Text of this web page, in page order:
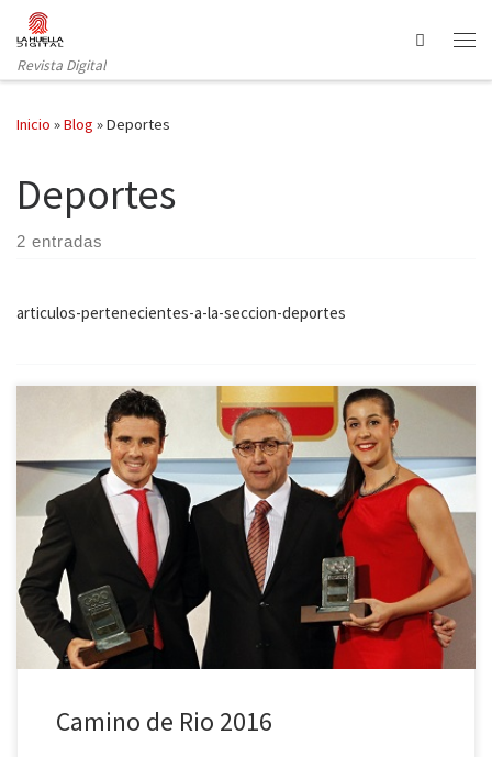
Saltar al contenido
Revista Digital
Search
Inicio »Blog »Deportes
Deportes
2 entradas
articulos-pertenecientes-a-la-seccion-deportes
El pasado martes 15 de diciembre tuvo lugar en la sede del
Comité Olímpico Español, situada en Madrid, la décima Gala de
premios que el COE otorga anualmente. La gala estuvo
presentada por los periodistas, Amat Carceller y Fé López, ambos
pertenecientes a Televisión Española, mientras que el presidente
del COE, Alejandro […]
Camino de Rio 2016